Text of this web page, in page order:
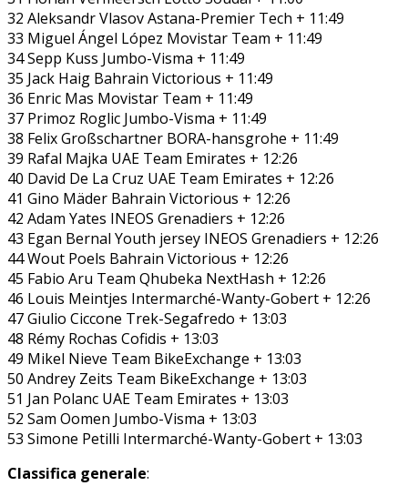
32 Aleksandr Vlasov Astana-Premier Tech + 11:49
33 Miguel Ángel López Movistar Team + 11:49
34 Sepp Kuss Jumbo-Visma + 11:49
35 Jack Haig Bahrain Victorious + 11:49
36 Enric Mas Movistar Team + 11:49
37 Primoz Roglic Jumbo-Visma + 11:49
38 Felix Großschartner BORA-hansgrohe + 11:49
39 Rafal Majka UAE Team Emirates + 12:26
40 David De La Cruz UAE Team Emirates + 12:26
41 Gino Mäder Bahrain Victorious + 12:26
42 Adam Yates INEOS Grenadiers + 12:26
43 Egan Bernal Youth jersey INEOS Grenadiers + 12:26
44 Wout Poels Bahrain Victorious + 12:26
45 Fabio Aru Team Qhubeka NextHash + 12:26
46 Louis Meintjes Intermarché-Wanty-Gobert + 12:26
47 Giulio Ciccone Trek-Segafredo + 13:03
48 Rémy Rochas Cofidis + 13:03
49 Mikel Nieve Team BikeExchange + 13:03
50 Andrey Zeits Team BikeExchange + 13:03
51 Jan Polanc UAE Team Emirates + 13:03
52 Sam Oomen Jumbo-Visma + 13:03
53 Simone Petilli Intermarché-Wanty-Gobert + 13:03
Classifica generale: